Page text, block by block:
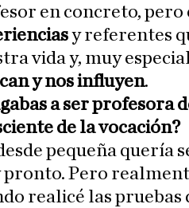
en concreto, pero
y referentes
vida y, muy
y nos influyen.
a ser profesora
de la vocación?
pequeña quería
pronto. Pero
realicé las pruebas